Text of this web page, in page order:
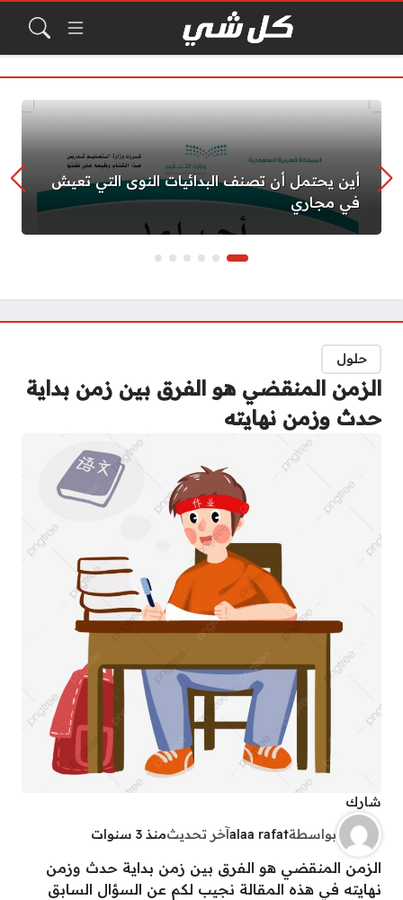
أين يحتمل أن تصنف البدائيات النوى التي تعيش
في مجاري
حلول
الزمن المنقضي هو الفرق بين زمن بداية
حدث وزمن نهايته
شارك
بواسطةalaa rafatآخر تحديثمنذ 3 سنوات
الزمن المنقضي هو الفرق بين زمن بداية حدث وزمن
نهايته في هذه المقالة نجيب لكم عن السؤال السابق